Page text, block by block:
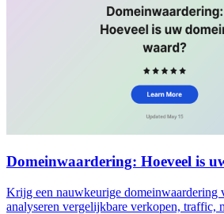
Domeinwaardering: Hoeveel is
Krijg een nauwkeurige domeinwaardering
analyseren vergelijkbare verkopen, traffic,